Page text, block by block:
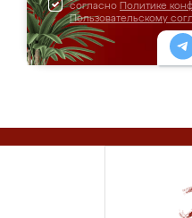
согласно Политике
Пользовательскому